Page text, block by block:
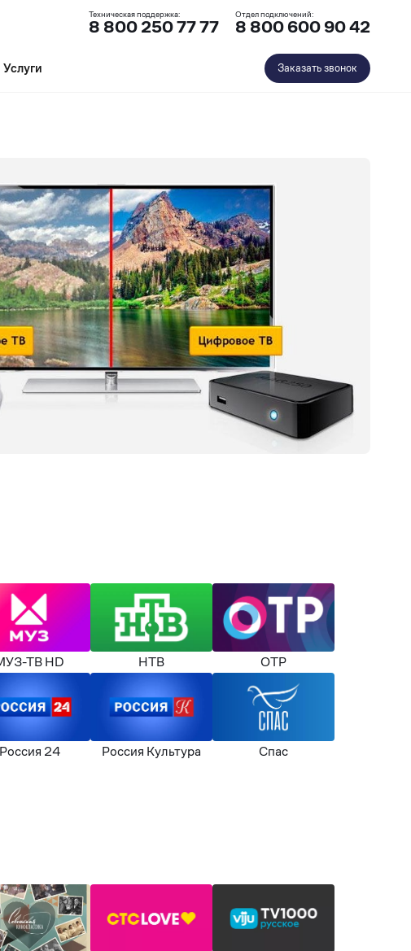
Техническая поддержка:
8 800 250 77 77
Отдел подключений:
8 800 600 90 42
Услуги Заказать звонок
ТВ HD НТВ ОТР
Россия 24 Россия Культура Спас